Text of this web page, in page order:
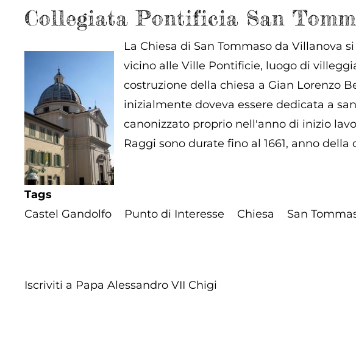
Collegiata Pontificia San
La Chiesa di San Tommaso da Villanova
vicino alle Ville Pontificie, luogo di
costruzione della chiesa a Gian Lorenzo
inizialmente doveva essere dedicata a
canonizzato proprio nell'anno di inizio
Raggi sono durate fino al 1661, anno della
Tags
Castel Gandolfo
Punto di Interesse Chiesa San
Iscriviti a Papa Alessandro VII Chigi